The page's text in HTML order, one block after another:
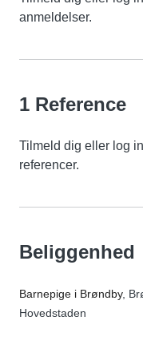
anmeldelser.
1 Reference
Tilmeld dig eller log
referencer.
Beliggenhed
Barnepige i Brøndby,
Hovedstaden